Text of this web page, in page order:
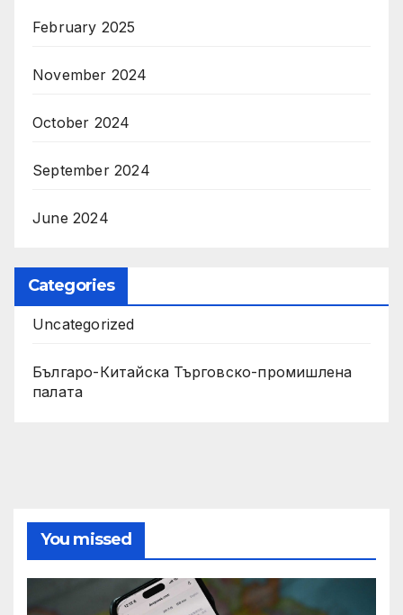
February 2025
November 2024
October 2024
September 2024
June 2024
Categories
Uncategorized
Българо-Китайска Търговско-промишлена
палaта
You missed